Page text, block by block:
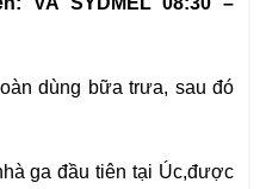
dùng bữa trưa, sau đó
ga đầu tiên tại Úc,được